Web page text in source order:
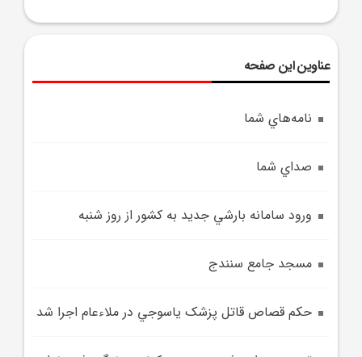
عناوین این صفحه
نامه‌هاي شما
صداي شما
ورود سامانه بارشي جديد به کشور از روز شنبه
مسجد جامع سنندج
حکم قصاص قاتل پزشک ياسوجي در ملاءعام اجرا شد